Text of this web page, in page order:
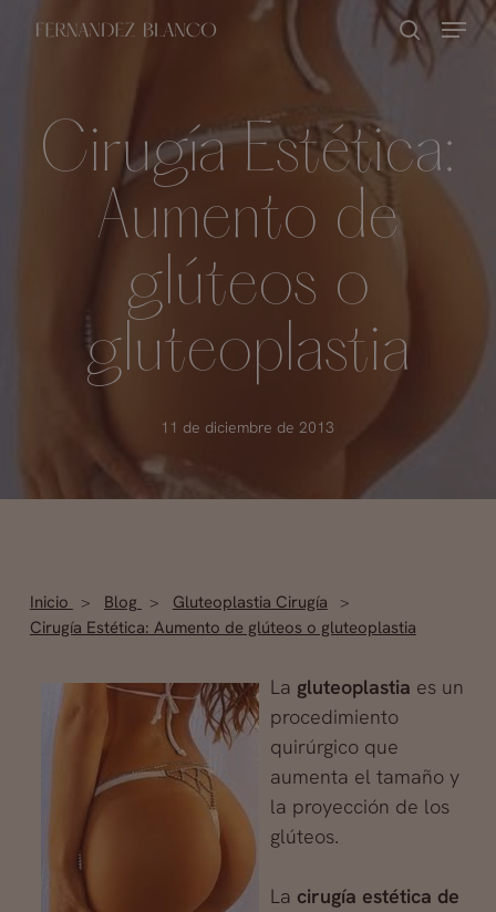
content
buscar
Menu
Cirugía Estética:
Aumento de
glúteos o
gluteoplastia
11 de diciembre de 2013
Inicio Blog
Gluteoplastia Cirugía
Cirugía Estética: Aumento de glúteos o gluteoplastia
La gluteoplastia es un
procedimiento
quirúrgico que
aumenta el tamaño y
la proyección de los
glúteos.
La cirugía estética de